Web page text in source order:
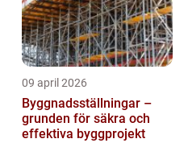
09 april 2026
Byggnadsställningar –
grunden för säkra och
effektiva byggprojekt